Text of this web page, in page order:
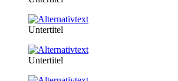
Untertitel
Untertitel